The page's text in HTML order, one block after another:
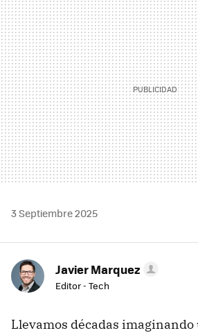
3 Septiembre 2025
Javier Marquez
Editor - Tech
Llevamos décadas